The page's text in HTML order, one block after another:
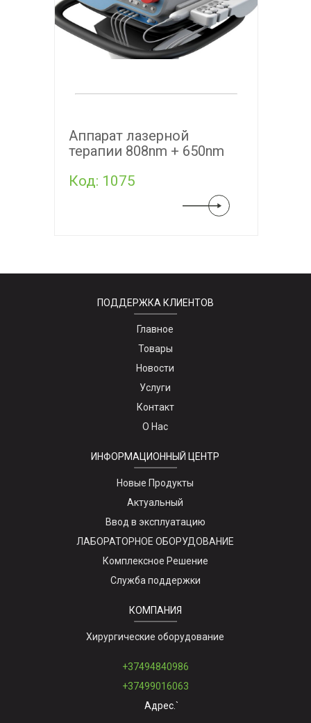
Аппарат лазерной
терапии 808nm + 650nm
Код: 1075
ПОДДЕРЖКА КЛИЕНТОВ
Главное
Товары
Новости
Услуги
Контакт
О Нас
ИНФОРМАЦИОННЫЙ ЦЕНТР
Новые Продукты
Актуальный
Ввод в эксплуатацию
ЛАБОРАТОРНОЕ ОБОРУДОВАНИЕ
Комплексное Решение
Служба поддержки
КОМПАНИЯ
Хирургические оборудование
+37494840986
+37499016063
Адрес.`